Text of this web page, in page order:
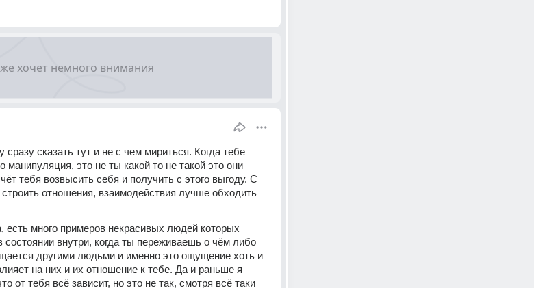
сразу сказать тут и не с чем мириться. Когда тебе
манипуляция, это не ты какой то не такой это они
тебя возвысить себя и получить с этого выгоду. С
отношения, взаимодействия лучше обходить
есть много примеров некрасивых людей которых
внутри, когда ты переживаешь о чём либо
другими людьми и именно это ощущение хоть и
на них и их отношение к тебе. Да и раньше я
от тебя всё зависит, но это не так, смотря всё таки